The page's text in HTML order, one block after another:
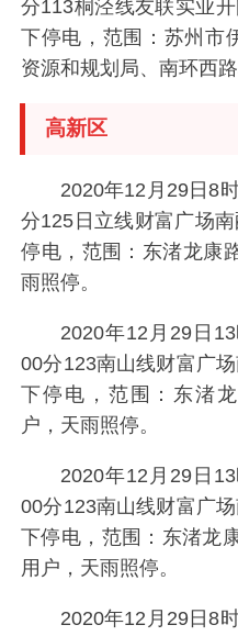
分113桐泾线友联实业
下停电，范围：苏州市
资源和规划局、南环西
高新区
2020年12月29日8
分125日立线财富广场
停电，范围：东渚龙康
雨照停。
2020年12月29日
00分123南山线财富广
下停电，范围：东渚
户，天雨照停。
2020年12月29日
00分123南山线财富广
下停电，范围：东渚龙
用户，天雨照停。
2020年12月29日8